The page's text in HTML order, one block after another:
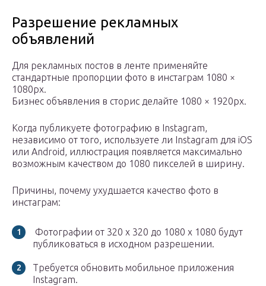
Разрешение рекламных
объявлений
Для рекламных постов в ленте применяйте
стандартные пропорции фото в инстаграм 1080 ×
1080px.
Бизнес объявления в сторис делайте 1080 × 1920px.
Когда публикуете фотографию в Instagram,
независимо от того, используете ли Instagram для iOS
или Android, иллюстрация появляется максимально
возможным качеством до 1080 пикселей в ширину.
Причины, почему ухудшается качество фото в
инстаграм:
Фотографии от 320 x 320 до 1080 x 1080 будут
публиковаться в исходном разрешении.
Требуется обновить мобильное приложения
Instagram.